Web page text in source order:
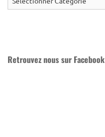
Retrouvez nous sur Facebook